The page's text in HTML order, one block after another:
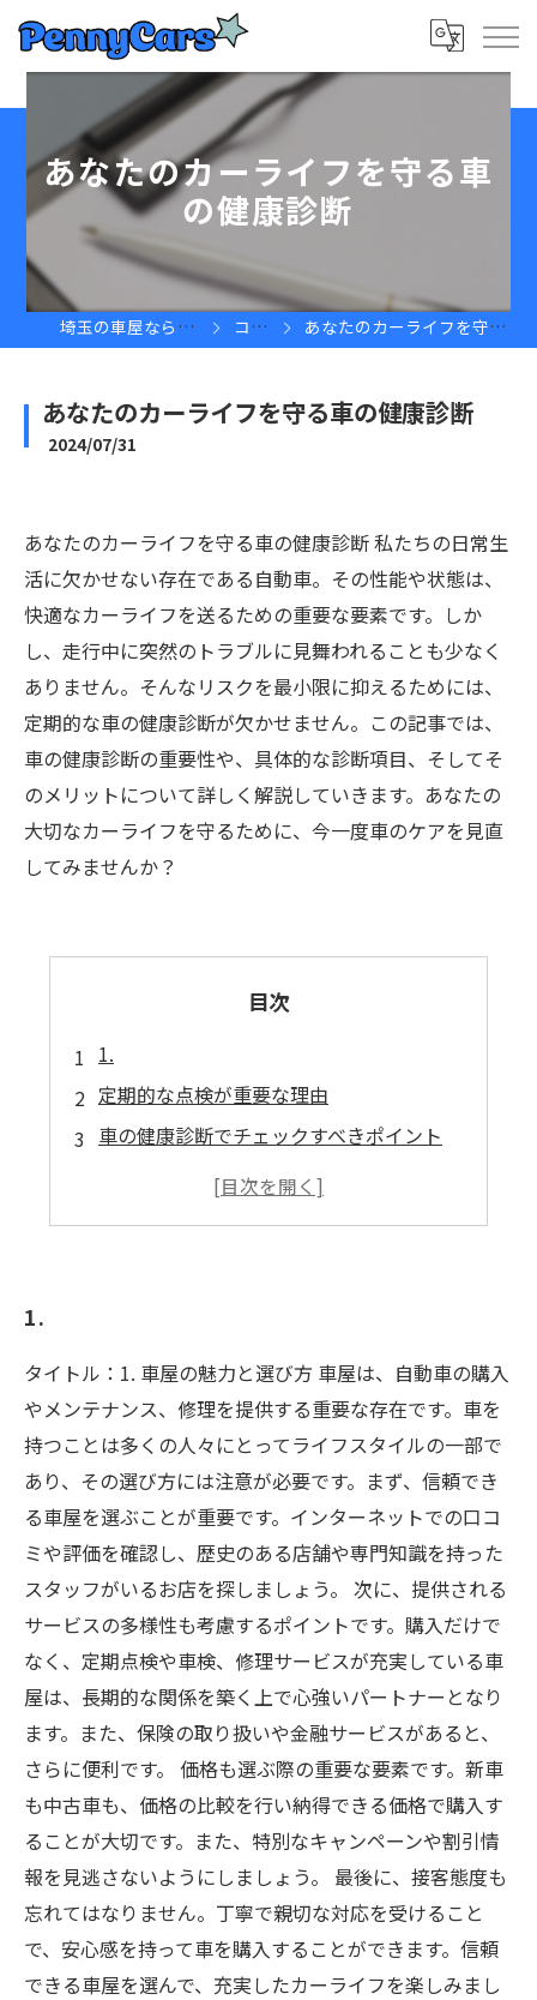
あなたのカーライフを守る車
の健康診断
埼玉の車屋ならPennyCars コラム あなたのカーライフを守る車の健康診断
あなたのカーライフを守る車の健康診断
2024/07/31
あなたのカーライフを守る車の健康診断 私たちの日常生
活に欠かせない存在である自動車。その性能や状態は、
快適なカーライフを送るための重要な要素です。しか
し、走行中に突然のトラブルに見舞われることも少なく
ありません。そんなリスクを最小限に抑えるためには、
定期的な車の健康診断が欠かせません。この記事では、
車の健康診断の重要性や、具体的な診断項目、そしてそ
のメリットについて詳しく解説していきます。あなたの
大切なカーライフを守るために、今一度車のケアを見直
してみませんか？
目次
1.
定期的な点検が重要な理由
車の健康診断でチェックすべきポイント
故障を未然に防ぐためのメンテナンス
1.
タイトル：1. 車屋の魅力と選び方 車屋は、自動車の購入
やメンテナンス、修理を提供する重要な存在です。車を
持つことは多くの人々にとってライフスタイルの一部で
あり、その選び方には注意が必要です。まず、信頼でき
る車屋を選ぶことが重要です。インターネットでの口コ
ミや評価を確認し、歴史のある店舗や専門知識を持った
スタッフがいるお店を探しましょう。 次に、提供される
サービスの多様性も考慮するポイントです。購入だけで
なく、定期点検や車検、修理サービスが充実している車
屋は、長期的な関係を築く上で心強いパートナーとなり
ます。また、保険の取り扱いや金融サービスがあると、
さらに便利です。 価格も選ぶ際の重要な要素です。新車
も中古車も、価格の比較を行い納得できる価格で購入す
ることが大切です。また、特別なキャンペーンや割引情
報を見逃さないようにしましょう。 最後に、接客態度も
忘れてはなりません。丁寧で親切な対応を受けること
で、安心感を持って車を購入することができます。信頼
できる車屋を選んで、充実したカーライフを楽しみまし